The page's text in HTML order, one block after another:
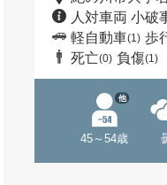
人対車両 小破
軽自動車(1) 歩
死亡(0) 負傷(1)
45～54歳
他